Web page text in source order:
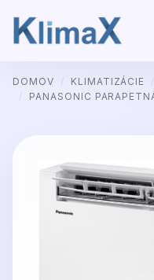
na
DOMOV / KLIMATIZÁCIE /
PANASONIC